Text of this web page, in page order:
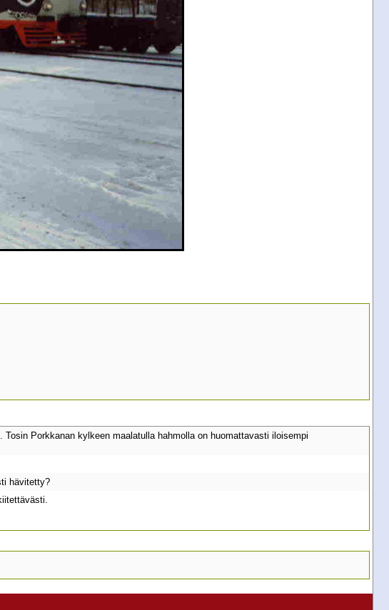
Porkkanan kylkeen maalatulla hahmolla on huomattavasti iloisempi
hävitetty?